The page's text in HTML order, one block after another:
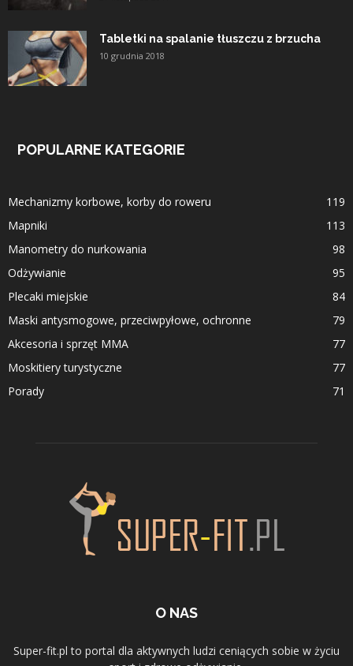
Tabletki na spalanie tłuszczu z brzucha
10 grudnia 2018
POPULARNE KATEGORIE
Mechanizmy korbowe, korby do roweru
119
Mapniki
113
Manometry do nurkowania
98
Odżywianie
95
Plecaki miejskie
84
Maski antysmogowe, przeciwpyłowe, ochronne
79
Akcesoria i sprzęt MMA
77
Moskitiery turystyczne
77
Porady
71
O NAS
Super-fit.pl to portal dla aktywnych ludzi ceniących sobie w życiu